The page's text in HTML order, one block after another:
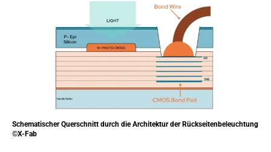
Schematischer Querschnitt durch die Architektur der Rückseitenbeleuchtung
©X-Fab